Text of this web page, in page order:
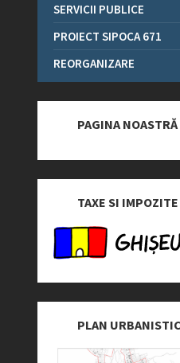
SERVICII PUBLICE
PROIECT SIPOCA 671
REORGANIZARE
PAGINA
TAXE SI IMPOZITE
PLAN